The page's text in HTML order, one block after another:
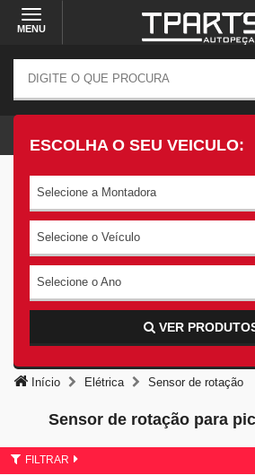
MENU
ESCOLHA O SEU VEICULO:
Selecione a Montadora
Selecione o Veículo
Selecione o Ano
VER
Início Elétrica Sensor de rotação
Sensor de rotação para
FILTRAR